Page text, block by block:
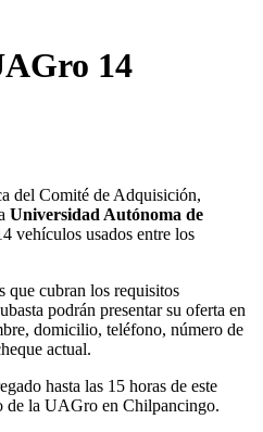
14
del Comité de Adquisición,
Universidad Autónoma de
vehículos usados entre los
que cubran los requisitos
podrán presentar su oferta en
domicilio, teléfono, número de
actual.
hasta las 15 horas de este
de la UAGro en Chilpancingo.